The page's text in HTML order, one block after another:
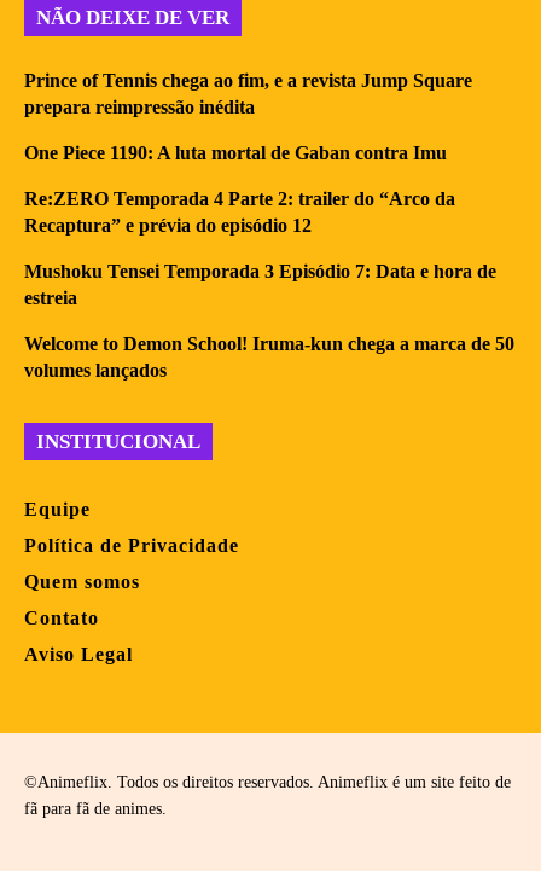
NÃO DEIXE DE VER
Prince of Tennis chega ao fim, e a revista Jump Square
prepara reimpressão inédita
One Piece 1190: A luta mortal de Gaban contra Imu
Re:ZERO Temporada 4 Parte 2: trailer do “Arco da
Recaptura” e prévia do episódio 12
Mushoku Tensei Temporada 3 Episódio 7: Data e hora de
estreia
Welcome to Demon School! Iruma-kun chega a marca de 50
volumes lançados
INSTITUCIONAL
Equipe
Política de Privacidade
Quem somos
Contato
Aviso Legal
©Animeflix. Todos os direitos reservados. Animeflix é um site feito de
fã para fã de animes.